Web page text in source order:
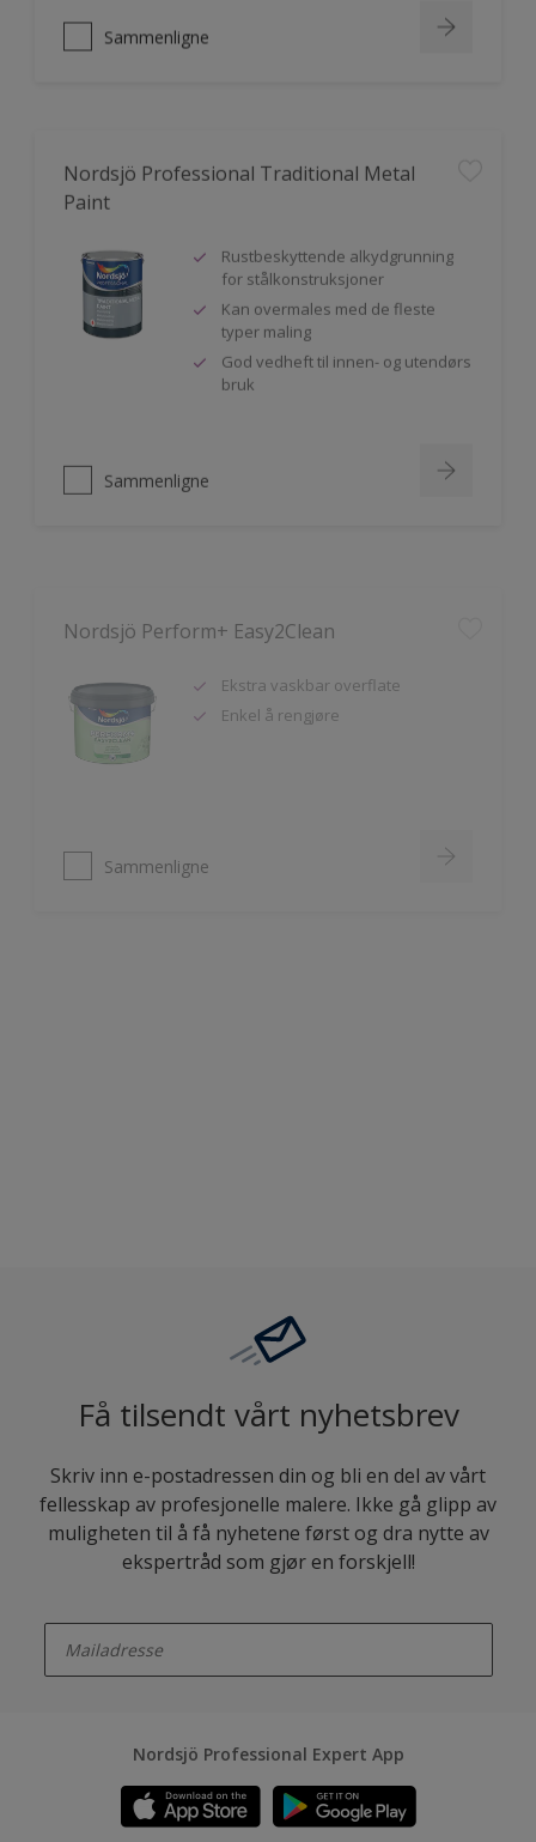
Sammenligne
Paint
for stålkonstruksjoner
Kan overmales med de fleste
typer maling
God vedheft til innen- og utendørs
bruk
Ekstra vaskbar overflate
Få tilsendt vårt nyhetsbrev
Skriv inn e-postadressen din og bli en del av vårt
fellesskap av profesjonelle malere. Ikke gå glipp av
muligheten til å få nyhetene først og dra nytte av
ekspertråd som gjør en forskjell!
Nordsjö Professional Expert App